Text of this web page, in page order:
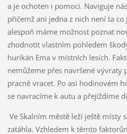
a je ochoten i pomoci. Naviguje
přičemž ani jedna z nich není ta co
alespoň máme možnost poznat
zhodnotit vlastním pohledem
hurikán Ema v místních lesích.
nemůžeme přes navršené vývraty
pracně vracet. Po asi hodinovém
se navracíme k autu a přejíždíme
Ve Skalním městě leží ještě místy
zatáhla. Vzhledem k těmto